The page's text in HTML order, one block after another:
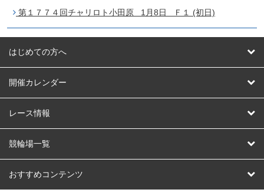
第１７７４回チャリロト小田原 1月8日 Ｆ１ (初日)
はじめての方へ
はじめての方へ
開催カレンダー
競輪
オートレース
競輪くじ
レース情報
レース予想
レース結果
競輪場一覧
北日本 函館競輪場
おすすめコンテンツ